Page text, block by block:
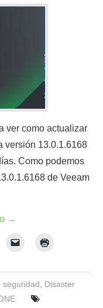
ver como actualizar
versión 13.0.1.6168
Como podemos
de Veeam
→
seguridad
Disaster